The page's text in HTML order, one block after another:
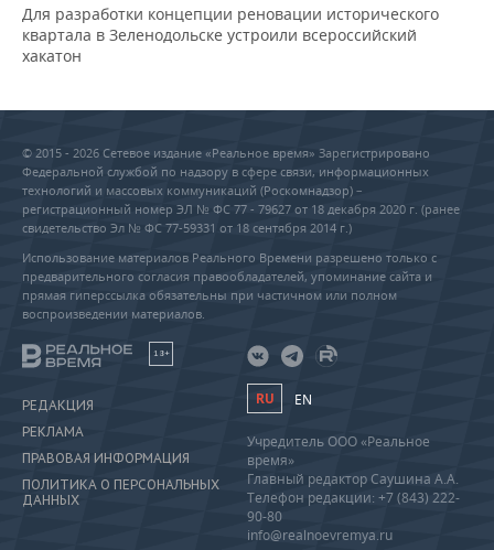
Для разработки концепции реновации исторического
квартала в Зеленодольске устроили всероссийский
хакатон
© 2015 - 2026 Сетевое издание «Реальное время» Зарегистрировано
Федеральной службой по надзору в сфере связи, информационных
технологий и массовых коммуникаций (Роскомнадзор) –
регистрационный номер ЭЛ № ФС 77 - 79627 от 18 декабря 2020 г. (ранее
свидетельство Эл № ФС 77-59331 от 18 сентября 2014 г.)
Использование материалов Реального Времени разрешено только с
предварительного согласия правообладателей, упоминание сайта и
прямая гиперссылка обязательны при частичном или полном
воспроизведении материалов.
18+
РЕДАКЦИЯ
РЕКЛАМА
ПРАВОВАЯ ИНФОРМАЦИЯ
ПОЛИТИКА О ПЕРСОНАЛЬНЫХ
ДАННЫХ
RU EN
Учредитель ООО «Реальное
время»
Главный редактор Саушина А.А.
Телефон редакции: +7 (843) 222-
90-80
info@realnoevremya.ru